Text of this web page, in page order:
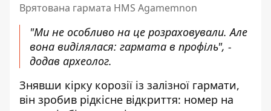
Врятована гармата HMS Agamemnon
"Ми не особливо на це розраховували. Але
вона виділялася: гармата в профіль", -
додав археолог.
Знявши кірку корозії із залізної гармати,
він зробив рідкісне відкриття: номер на